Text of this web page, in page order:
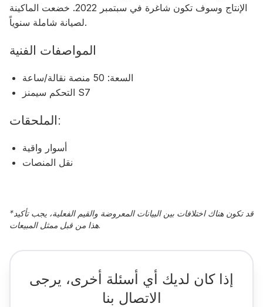
الإنتاج وسوف تكون شاغرة في سبتمبر 2022. خضعت الماكينة
لصيانة شاملة سنوياً.
المواصفات الفنية
السعة: 50 منصة نقالة/ساعة
التحكم سيمنز S7
الملحقات:
أسوار واقية
نقل المنصات
*قد تكون هناك اختلافات بين البيانات المعروضة والقيم الفعلية، يجب تأكيد
هذا من قبل ممثل المبيعات.
إذا كان لديك أي أسئلة أخرى، يرجى
الاتصال بنا